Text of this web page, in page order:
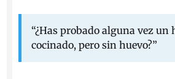
“¿Has probado alguna vez un
cocinado, pero sin huevo?”